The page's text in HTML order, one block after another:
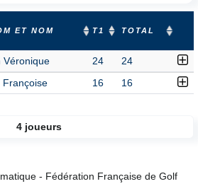
ET NOM T1 TOTAL
Véronique 24 24
Françoise 16 16
4 joueurs
- Fédération Française de Golf